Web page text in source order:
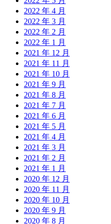
2022 年 4 月
2022 年 3 月
2022 年 2 月
2022 年 1 月
2021 年 12 月
2021 年 11 月
2021 年 10 月
2021 年 9 月
2021 年 8 月
2021 年 7 月
2021 年 6 月
2021 年 5 月
2021 年 4 月
2021 年 3 月
2021 年 2 月
2021 年 1 月
2020 年 12 月
2020 年 11 月
2020 年 10 月
2020 年 9 月
2020 年 8 月